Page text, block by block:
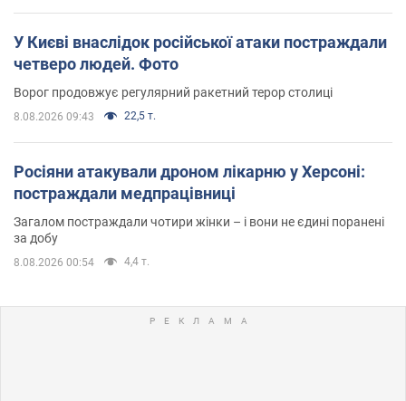
У Києві внаслідок російської атаки постраждали
четверо людей. Фото
Ворог продовжує регулярний ракетний терор столиці
8.08.2026 09:43 22,5 т.
Росіяни атакували дроном лікарню у Херсоні:
постраждали медпрацівниці
Загалом постраждали чотири жінки – і вони не єдині поранені
за добу
8.08.2026 00:54 4,4 т.